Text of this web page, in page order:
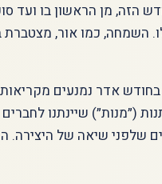
מן הראשון בו ועד
השמחה, כמו אור, מצטברת
אדר נמנעים
(״מנות״) שיינתנו לחברים
שלפני שיאה של היצירה.